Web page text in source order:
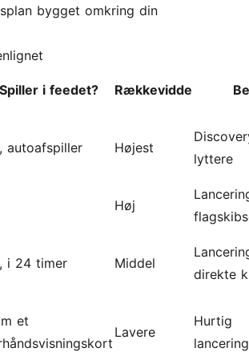
bygget omkring din
Spiller i feedet? Rækkevidde
autoafspiller Højest
lyttere
Høj
i 24 timer Middel
direkte
et
Lavere
Hurtig